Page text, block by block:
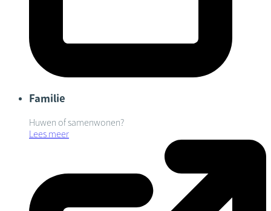
Familie
Huwen of samenwonen?
Lees meer